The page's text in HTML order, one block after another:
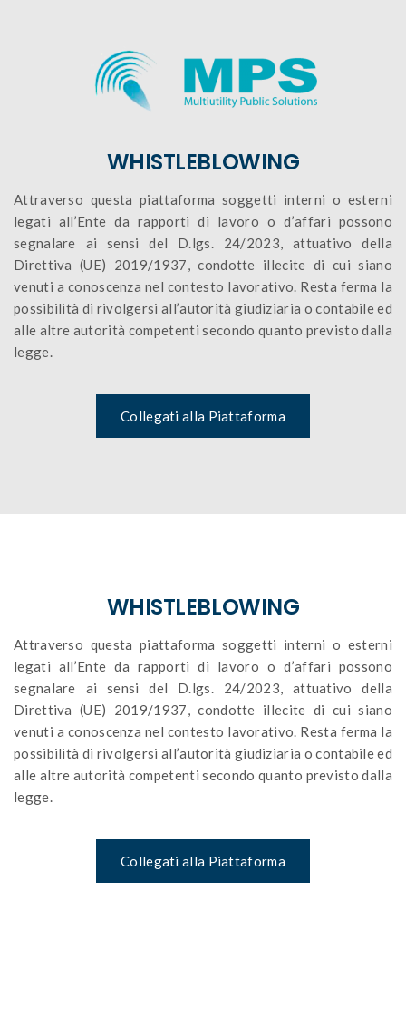
WHISTLEBLOWING
Attraverso questa piattaforma soggetti interni o esterni
legati all’Ente da rapporti di lavoro o d’affari possono
segnalare ai sensi del D.lgs. 24/2023, attuativo della
Direttiva (UE) 2019/1937, condotte illecite di cui siano
venuti a conoscenza nel contesto lavorativo. Resta ferma la
possibilità di rivolgersi all’autorità giudiziaria o contabile ed
alle altre autorità competenti secondo quanto previsto dalla
legge.
Collegati alla Piattaforma
WHISTLEBLOWING
Attraverso questa piattaforma soggetti interni o esterni
legati all’Ente da rapporti di lavoro o d’affari possono
segnalare ai sensi del D.lgs. 24/2023, attuativo della
Direttiva (UE) 2019/1937, condotte illecite di cui siano
venuti a conoscenza nel contesto lavorativo. Resta ferma la
possibilità di rivolgersi all’autorità giudiziaria o contabile ed
alle altre autorità competenti secondo quanto previsto dalla
legge.
Collegati alla Piattaforma